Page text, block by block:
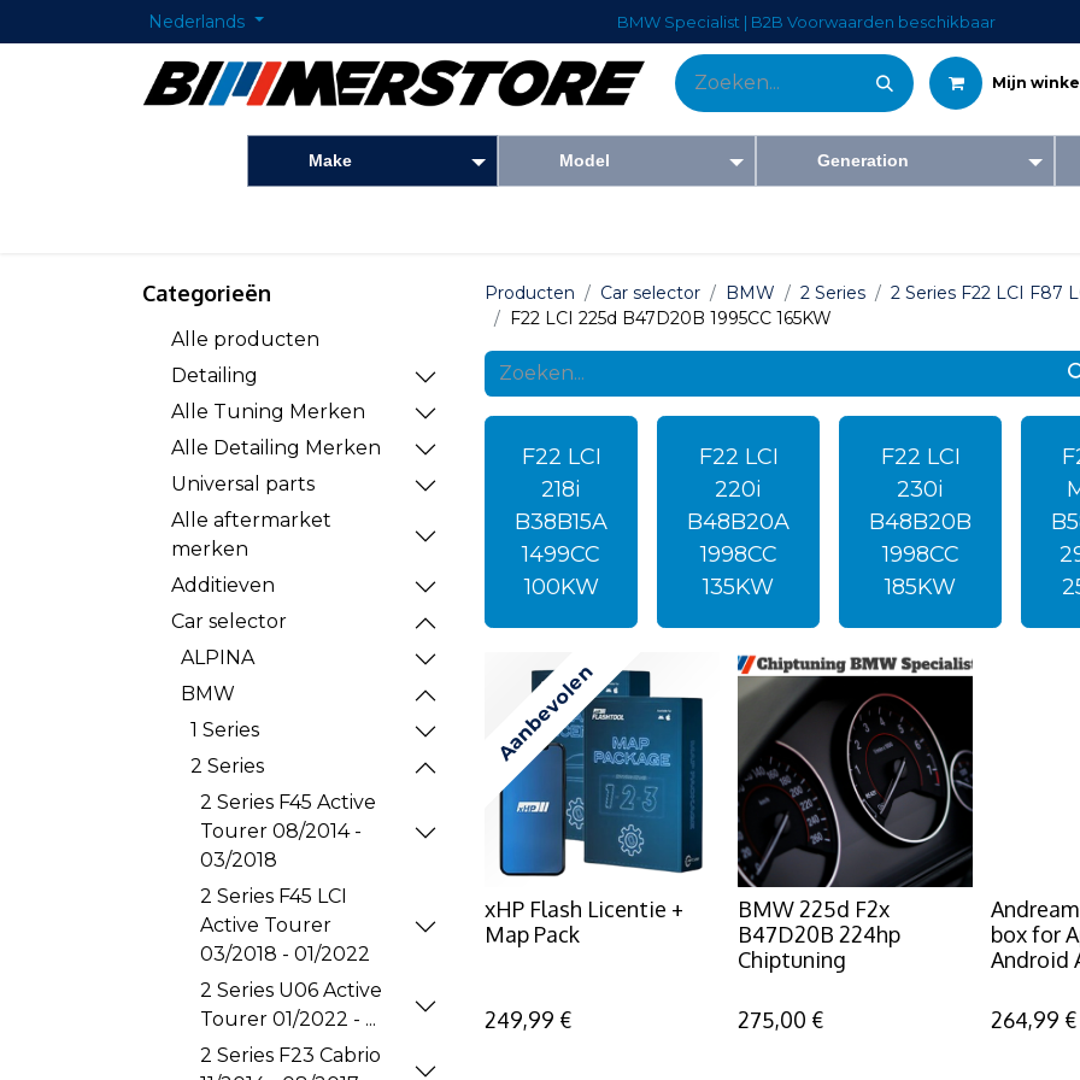
Nederlands BMW Specialist | B2B Voorwaarden beschikbaar
Mijn
Make Model Generation
Categorieën
Alle producten
Detailing
Alle Tuning Merken
Alle Detailing Merken
Universal parts
Alle aftermarket
merken
Additieven
Car selector
ALPINA
BMW
1 Series
2 Series
2 Series F45 Active
Tourer 08/2014 -
03/2018
2 Series F45 LCI
Active Tourer
03/2018 - 01/2022
2 Series U06 Active
Tourer 01/2022 - ...
2 Series F23 Cabrio
Producten Car selector BMW 2 Series
2 Series F22 LCI F87
F22 LCI 225d B47D20B 1995CC 165KW
F22 LCI
218i
B38B15A
1499CC
100KW
F22 LCI
220i
B48B20A
1998CC
135KW
F22 LCI
230i
B48B20B
1998CC
185KW
Aanbevolen
xHP Flash Licentie +
Map Pack
249,99 €
BMW 225d F2x
B47D20B 224hp
Chiptuning
275,00 €
box for
Android
264,99 €